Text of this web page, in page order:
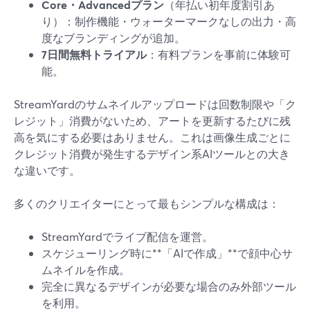
Core・Advancedプラン （年払い初年度割引あ
り）：制作機能・ウォーターマークなしの出力・高
度なブランディングが追加。
7日間無料トライアル：有料プランを事前に体験可
能。
StreamYardのサムネイルアップロードは回数制限や「ク
レジット」消費がないため、アートを更新するたびに残
高を気にする必要はありません。これは画像生成ごとに
クレジット消費が発生するデザイン系AIツールとの大き
な違いです。
多くのクリエイターにとって最もシンプルな構成は：
StreamYardでライブ配信を運営。
スケジューリング時に**「AIで作成」**で顔中心サ
ムネイルを作成。
完全に異なるデザインが必要な場合のみ外部ツール
を利用。